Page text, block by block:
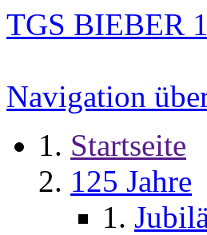
TGS BIEBER
Navigation
Startseite
125 Jahre